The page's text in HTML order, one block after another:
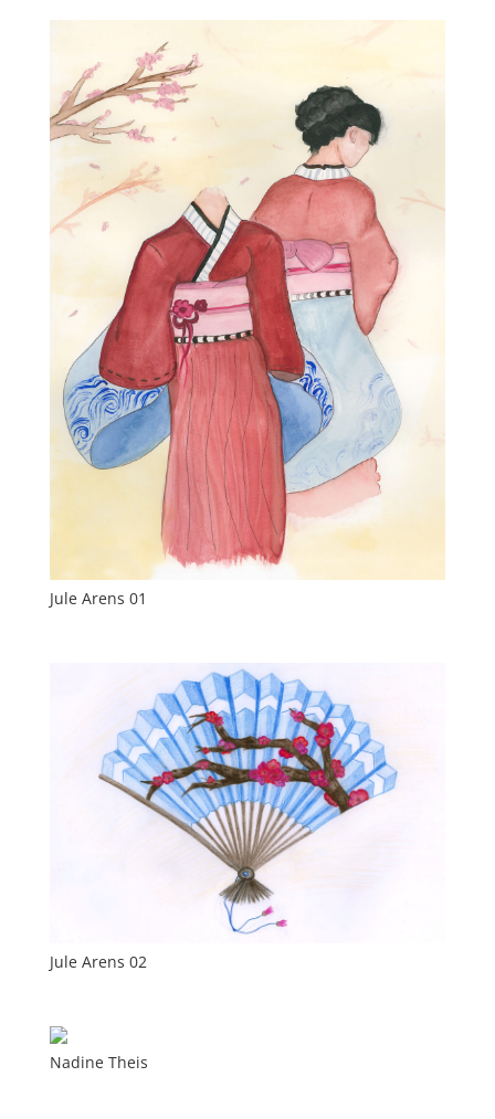
Jule Arens 01
Jule Arens 02
Nadine Theis